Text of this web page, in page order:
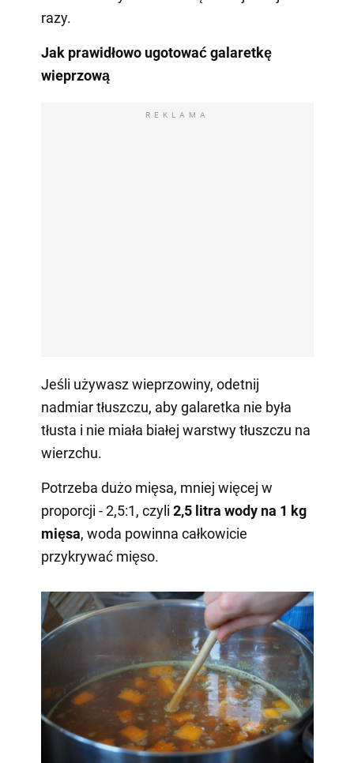
razy.
Jak prawidłowo ugotować galaretkę
wieprzową
REKLAMA
Jeśli używasz wieprzowiny, odetnij
nadmiar tłuszczu, aby galaretka nie była
tłusta i nie miała białej warstwy tłuszczu na
wierzchu.
Potrzeba dużo mięsa, mniej więcej w
proporcji - 2,5:1, czyli 2,5 litra wody na 1 kg
mięsa, woda powinna całkowicie
przykrywać mięso.